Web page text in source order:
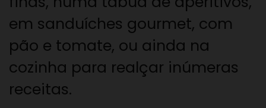
em sanduíches gourmet, com
pão e tomate, ou ainda na
cozinha para realçar inúmeras
receitas.